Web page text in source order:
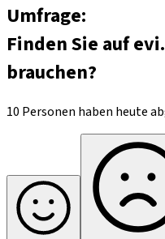
Umfrage:
Finden Sie auf
brauchen?
10 Personen haben heute